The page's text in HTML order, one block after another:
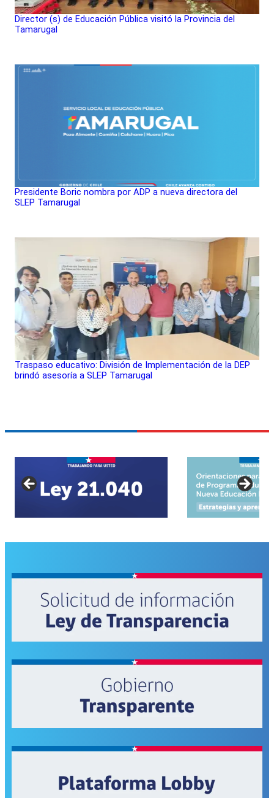
Director (s) de Educación Pública visitó la Provincia del
Tamarugal
Presidente Boric nombra por ADP a nueva directora del
SLEP Tamarugal
Traspaso educativo: División de Implementación de la DEP
brindó asesoría a SLEP Tamarugal